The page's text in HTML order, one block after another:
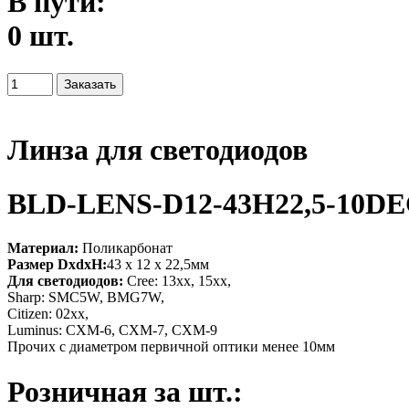
0 шт.
Линза для светодиодов
BLD-LENS-D12-43H22,5-
Материал: Поликарбонат
Размер DxdxH:43 х 12 x 22,5мм
Для светодиодов: Cree: 13xx, 15xx,
Sharp: SMC5W, BMG7W,
Citizen: 02xx,
Luminus: CXM-6, CXM-7, CXM-9
Прочих с диаметром первичной оптики менее 10мм
Розничная за шт.: